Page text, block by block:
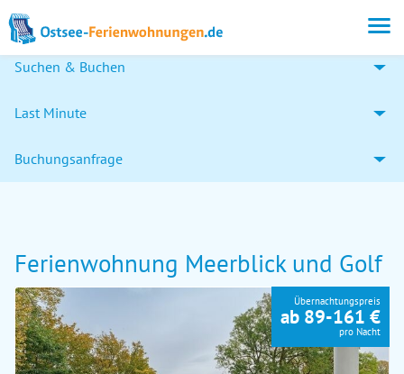
Suchen & Buchen
Last Minute
Buchungsanfrage
Ferienwohnung Meerblick und Golf
Übernachtungspreis
ab 89-161 €
pro Nacht